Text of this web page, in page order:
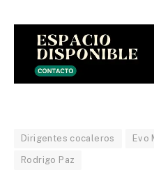
Dirigentes cocaleros Evo
Rodrigo Paz